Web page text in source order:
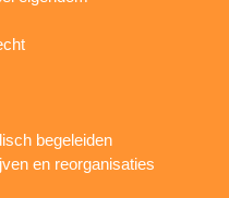
begeleiden
en reorganisaties